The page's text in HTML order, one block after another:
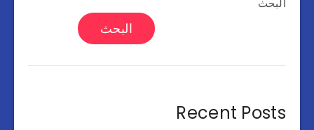
البحث
البحث
Recent Posts